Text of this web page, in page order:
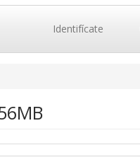
Identifícate